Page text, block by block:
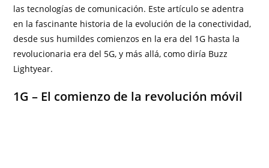
las tecnologías de comunicación. Este artículo se adentra
en la fascinante historia de la evolución de la conectividad,
desde sus humildes comienzos en la era del 1G hasta la
revolucionaria era del 5G, y más allá, como diría Buzz
Lightyear.
1G – El comienzo de la revolución móvil